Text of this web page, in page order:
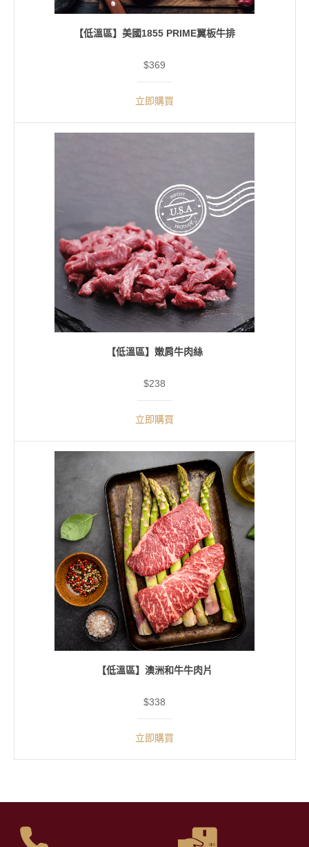
【低溫區】美國1855 PRIME翼板牛排
$369
立即購買
【低溫區】嫩肩牛肉絲
$238
立即購買
【低溫區】澳洲和牛牛肉片
$338
立即購買